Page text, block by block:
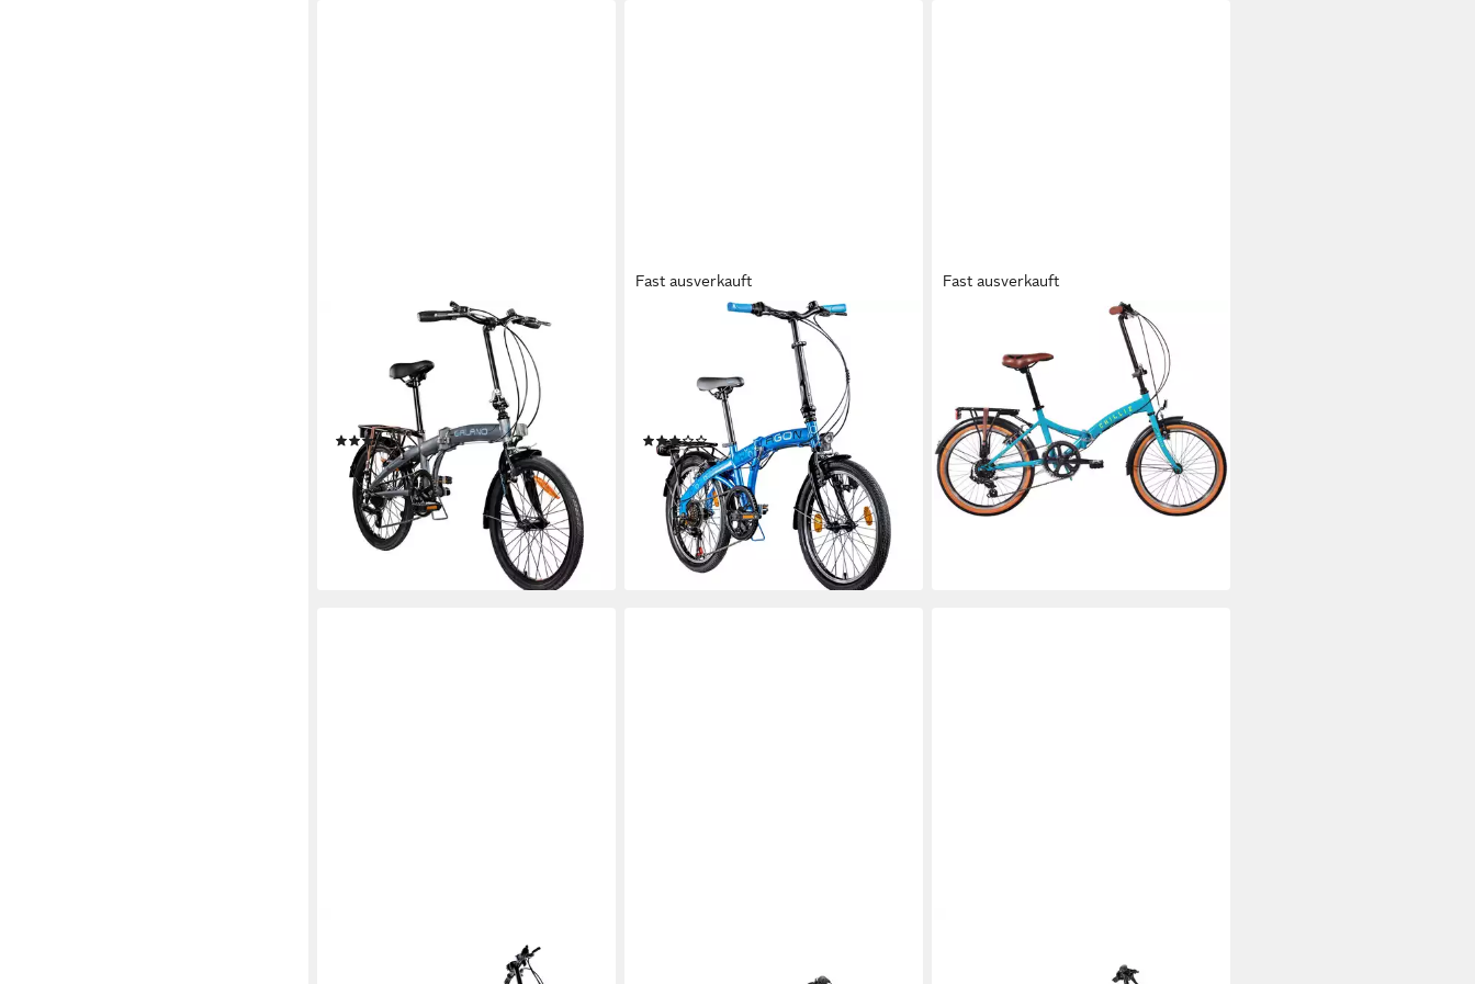
Zul. Gesamtgewicht
Rahmen
(14)
299,00 € UVP379,00 €
14,85 €mtl. in 24 Raten
-21%
lieferbar - in 4-5 Werktagen bei dir
Fast ausverkauft
Rahmenhöhe
Zul. Gesamtgewicht
(8)
289,00 € UVP449,00 €
14,35 €mtl. in 24 Raten
-36%
lieferbar - in 4-5 Werktagen bei dir
Fast ausverkauft
Rahmenhöhe
120 kg Zul. Gesamtgewicht
299,99 € UVP459,95 €
14,90 €mtl. in 24 Raten
-35%
lieferbar in 2 Wochen
Faltrad EM1 20 Zoll, sekundenschnell
faltbares Fahrrad, Aluminiumrahmen
20 Zoll, 14,1 KG, 3-Gang, Leicht &
Faltrad, Elektrofaltrad, Leicht &